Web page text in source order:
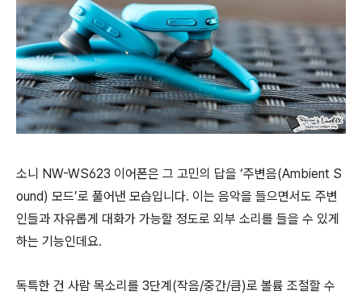
소니 NW-WS623 이어폰은 그 고민의 답을 ‘주변음(Ambient S
ound) 모드’로 풀어낸 모습입니다. 이는 음악을 들으면서도 주변
인들과 자유롭게 대화가 가능할 정도로 외부 소리를 들을 수 있게
하는 기능인데요.
독특한 건 사람 목소리를 3단계(작음/중간/큼)로 볼륨 조절할 수